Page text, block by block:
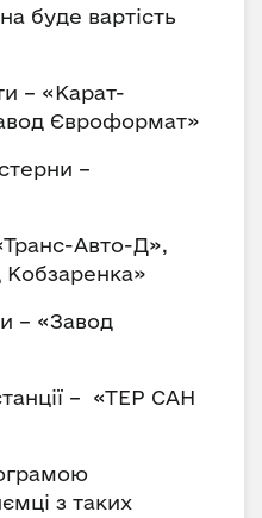
буде вартість
– «Карат-
Євроформат»
–
Авто-Д»,
Кобзаренка»
– «Завод
– «ТЕР САН
з таких